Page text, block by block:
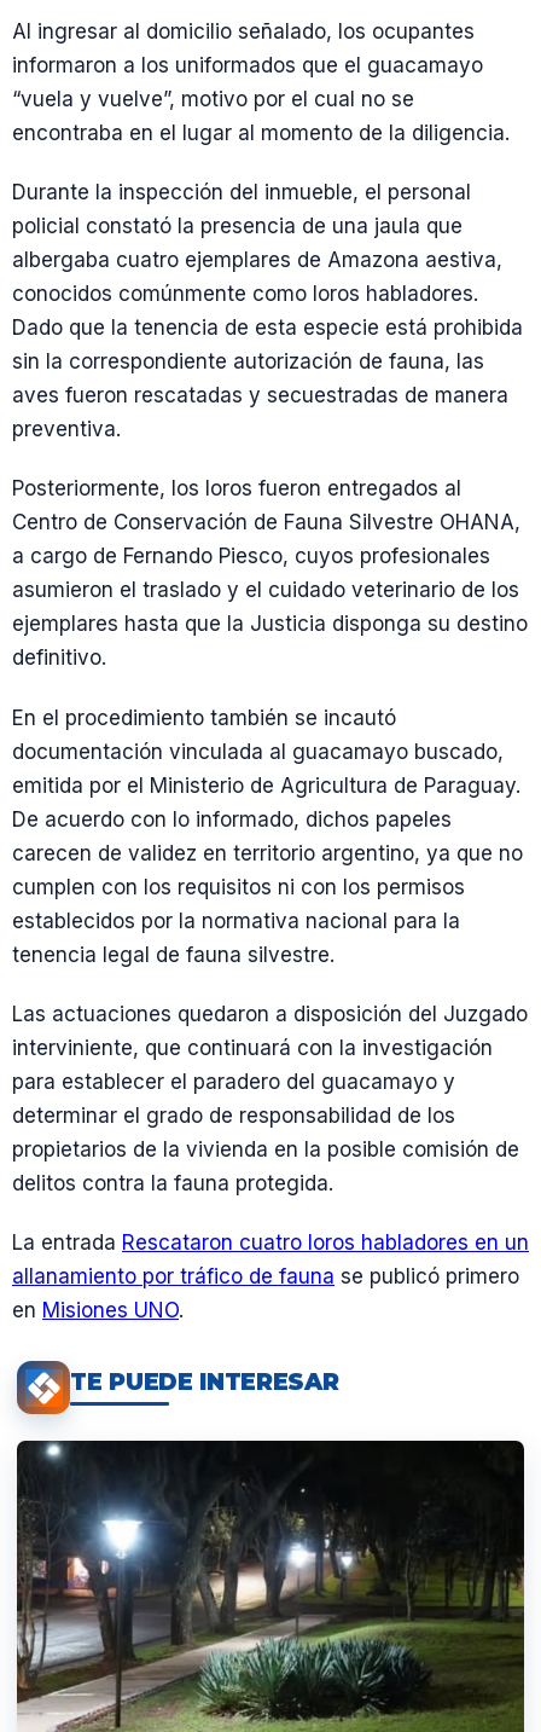
Al ingresar al domicilio señalado, los ocupantes
informaron a los uniformados que el guacamayo
“vuela y vuelve”, motivo por el cual no se
encontraba en el lugar al momento de la diligencia.
Durante la inspección del inmueble, el personal
policial constató la presencia de una jaula que
albergaba cuatro ejemplares de Amazona aestiva,
conocidos comúnmente como loros habladores.
Dado que la tenencia de esta especie está prohibida
sin la correspondiente autorización de fauna, las
aves fueron rescatadas y secuestradas de manera
preventiva.
Posteriormente, los loros fueron entregados al
Centro de Conservación de Fauna Silvestre OHANA,
a cargo de Fernando Piesco, cuyos profesionales
asumieron el traslado y el cuidado veterinario de los
ejemplares hasta que la Justicia disponga su destino
definitivo.
En el procedimiento también se incautó
documentación vinculada al guacamayo buscado,
emitida por el Ministerio de Agricultura de Paraguay.
De acuerdo con lo informado, dichos papeles
carecen de validez en territorio argentino, ya que no
cumplen con los requisitos ni con los permisos
establecidos por la normativa nacional para la
tenencia legal de fauna silvestre.
Las actuaciones quedaron a disposición del Juzgado
interviniente, que continuará con la investigación
para establecer el paradero del guacamayo y
determinar el grado de responsabilidad de los
propietarios de la vivienda en la posible comisión de
delitos contra la fauna protegida.
La entrada Rescataron cuatro loros habladores en un
allanamiento por tráfico de fauna se publicó primero
en Misiones UNO.
TE PUEDE INTERESAR